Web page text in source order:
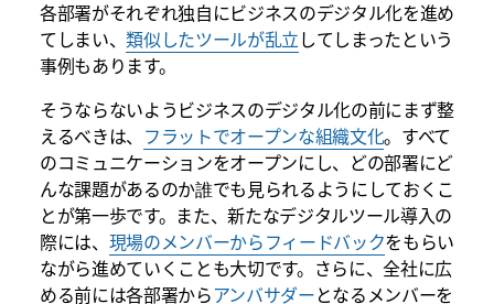
各部署がそれぞれ独自にビジネスのデジタル化を進め
てしまい、類似したツールが乱立してしまったという
事例もあります。
そうならないようビジネスのデジタル化の前にまず整
えるべきは、 フラットでオープンな組織文化。すべて
のコミュニケーションをオープンにし、どの部署にど
んな課題があるのか誰でも見られるようにしておくこ
とが第一歩です。また、新たなデジタルツール導入の
際には、 現場のメンバーからフィードバックをもらい
ながら進めていくことも大切です。さらに、全社に広
める前には各部署からアンバサダーとなるメンバーを